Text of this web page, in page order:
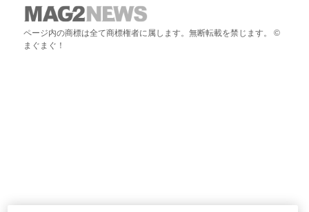
ページ内の商標は全て商標権者に属します。無断転載を禁じます。 ©
まぐまぐ！